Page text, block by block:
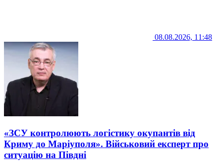
08.08.2026, 11:48
«ЗСУ контролюють логістику окупантів від
Криму до Маріуполя». Військовий експерт про
ситуацію на Півдні